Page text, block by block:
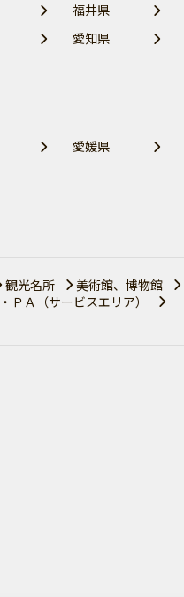
福井県
愛知県
愛媛県
観光名所 美術館、博物館
ＰＡ（サービスエリア）